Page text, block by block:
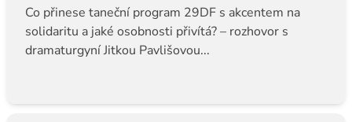
Co přinese taneční program 29DF s akcentem na
solidaritu a jaké osobnosti přivítá? – rozhovor s
dramaturgyní Jitkou Pavlišovou...